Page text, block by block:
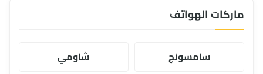
ماركات الهواتف
سامسونج شاومي